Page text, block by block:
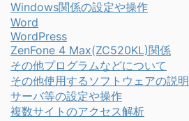
Windows関係の設定や操作
Word
WordPress
ZenFone 4 Max(ZC520KL)関係
その他プログラムなどについて
その他使用するソフトウェアの説明
サーバ等の設定や操作
複数サイトのアクセス解析